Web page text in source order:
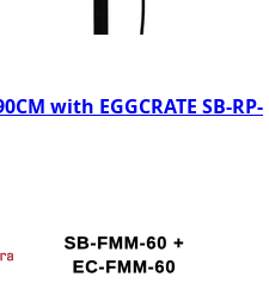
with EGGCRATE SB-RP-